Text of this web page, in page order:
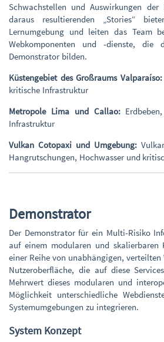
Schwachstellen und Auswirkungen der
daraus resultierenden „Stories“
Lernumgebung und leiten das Team
Webkomponenten und -dienste, die
Demonstrator bilden.
Küstengebiet des Großraums Valparaíso:
kritische Infrastruktur
Metropole Lima und Callao:
Infrastruktur
Vulkan Cotopaxi und Umgebung:
Hangrutschungen, Hochwasser und
Demonstrator
Der Demonstrator für ein Multi-Risiko
auf einem modularen und skalierbaren
einer Reihe von unabhängigen, verteilten
Nutzeroberfläche, die auf diese
Mehrwert dieses modularen und
Möglichkeit unterschiedliche
Systemumgebungen zu integrieren.
System Konzept